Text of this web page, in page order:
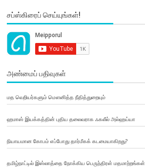
சப்ஸ்கிரைப் செய்யுங்கள்!
அண்மைப் பதிவுகள்
மத வெறியர்களும் மௌனித்த நீதித்துறையும்
ஹமாஸ் இயக்கத்தின் புதிய தலைவராக ஃகலீல் அல்ஹய்யா
நியாயமான கோபம் எப்போது தார்மீகக் கடமையாகிறது?
தமிழ்நாட்டில் இஸ்லாத்தை நோக்கிய பெருந்திரள் மதமாற்றங்கள்